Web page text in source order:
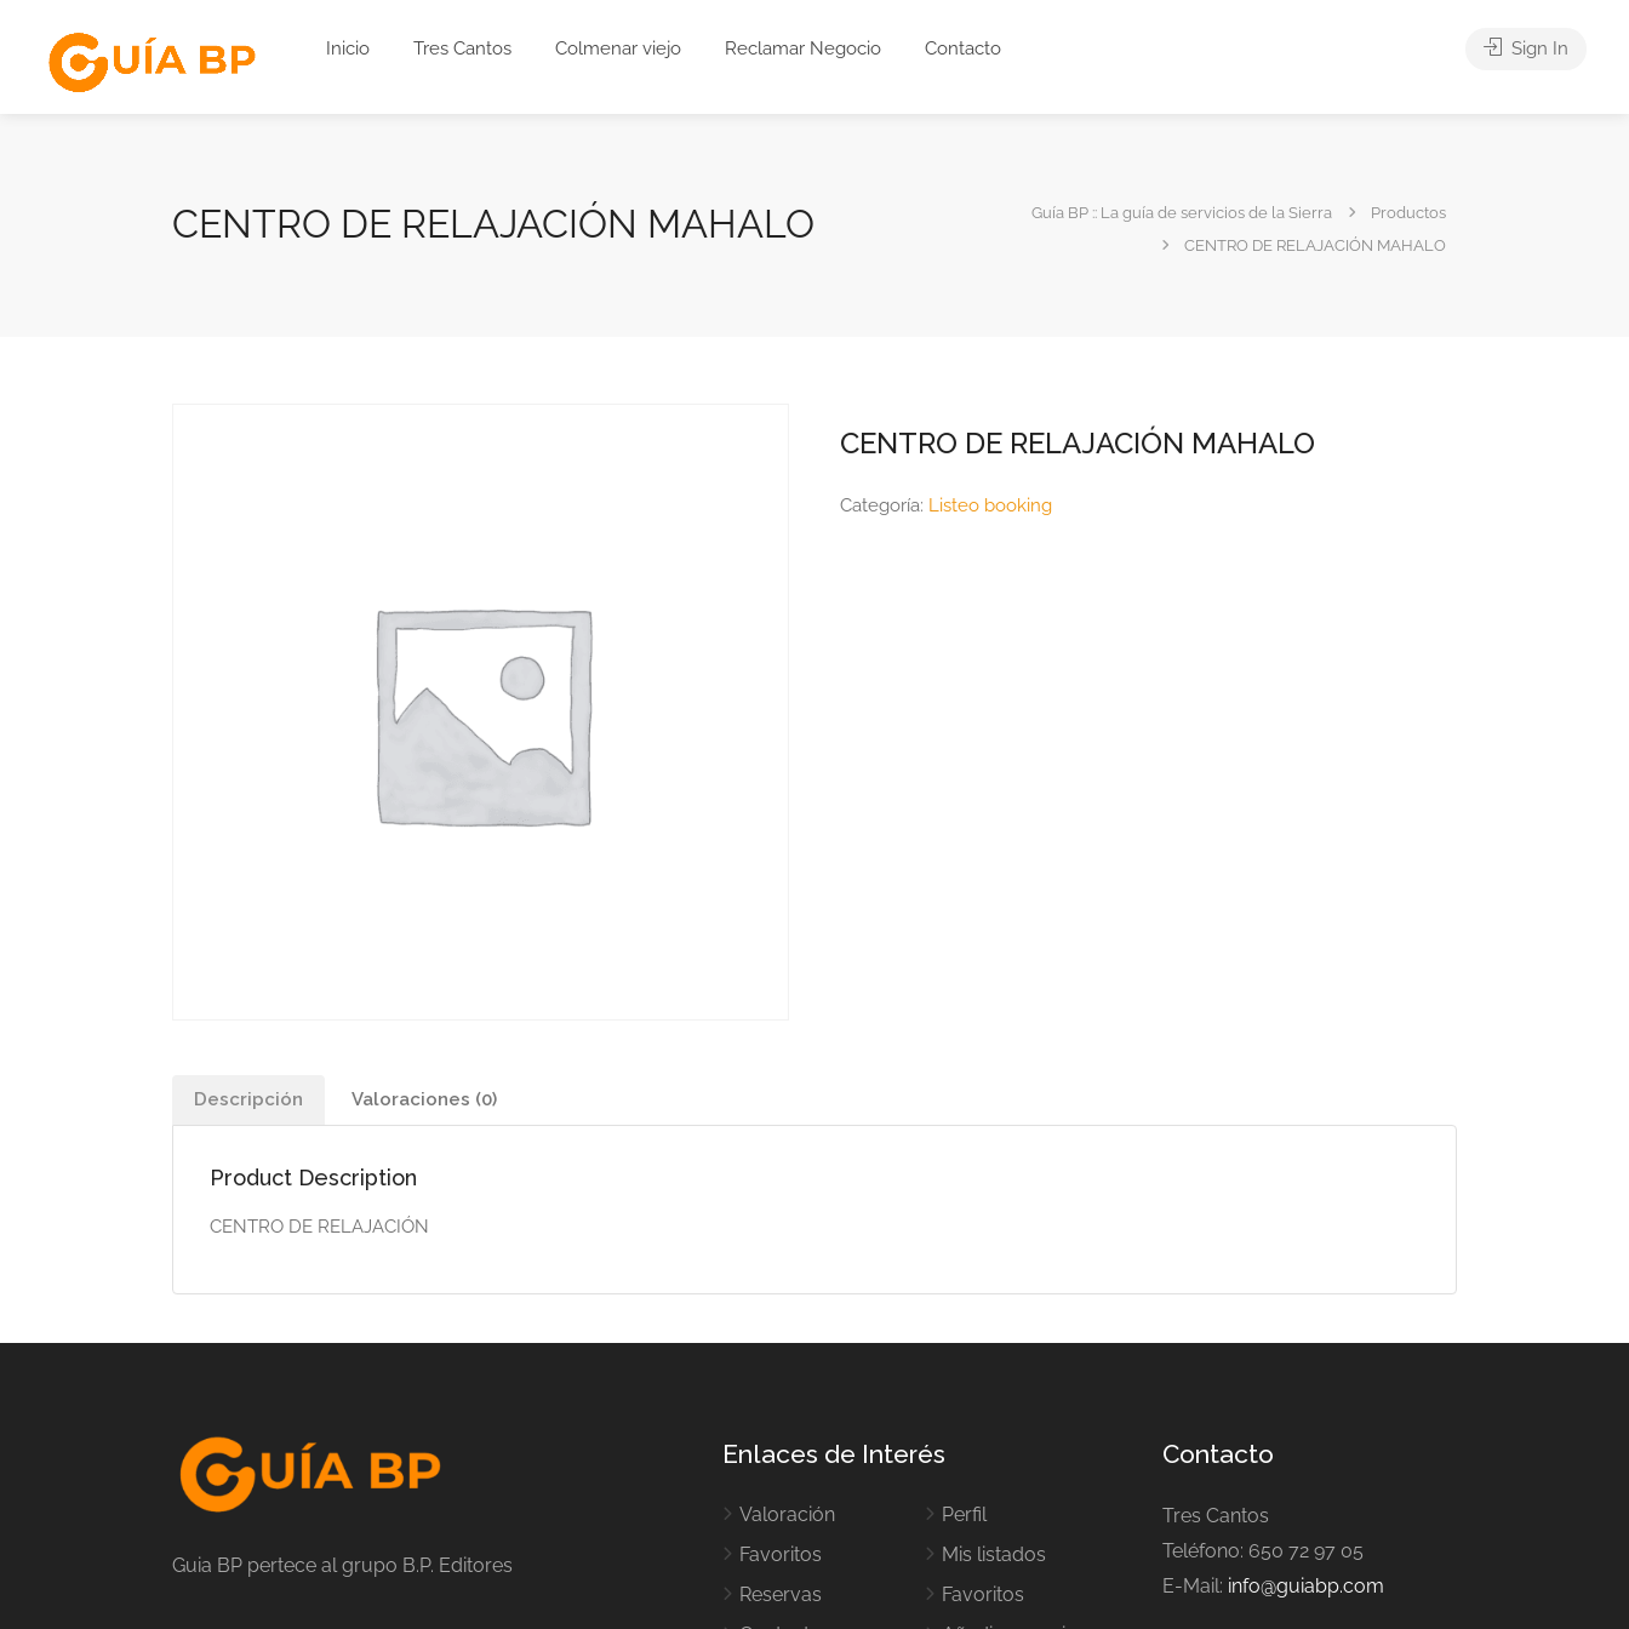
Inicio Tres Cantos Colmenar viejo Reclamar Negocio Contacto Sign In
CENTRO DE RELAJACIÓN MAHALO Guía BP :: La guía de servicios de la Sierra
Productos
CENTRO DE RELAJACIÓN MAHALO
CENTRO DE RELAJACIÓN MAHALO
Categoría: Listeo booking
Descripción Valoraciones (0)
Product Description
CENTRO DE RELAJACIÓN
Guia BP pertece al grupo B.P. Editores
Enlaces de Interés
Valoración
Favoritos
Reservas
Perfil
Mis listados
Favoritos
Contacto
Tres Cantos
Teléfono: 650 72 97 05
E-Mail: info@guiabp.com